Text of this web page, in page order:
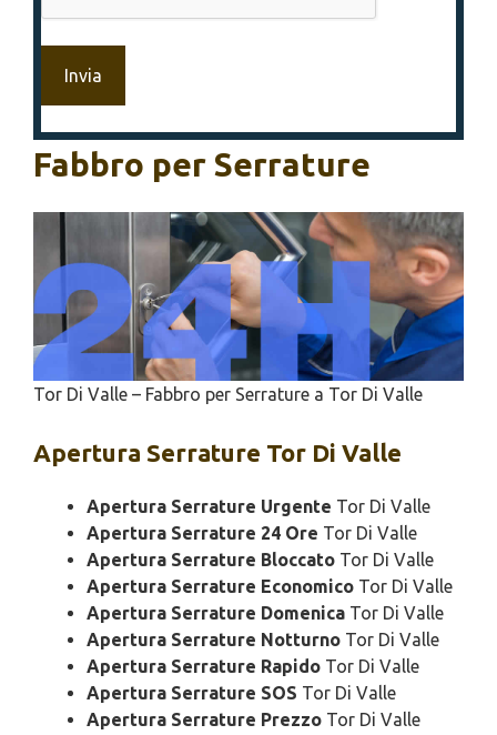
Fabbro per Serrature
Tor Di Valle – Fabbro per Serrature a Tor Di Valle
Apertura Serrature Tor Di Valle
Apertura Serrature Urgente Tor Di Valle
Apertura Serrature 24 Ore Tor Di Valle
Apertura Serrature Bloccato Tor Di Valle
Apertura Serrature Economico Tor Di Valle
Apertura Serrature Domenica Tor Di Valle
Apertura Serrature Notturno Tor Di Valle
Apertura Serrature Rapido Tor Di Valle
Apertura Serrature SOS Tor Di Valle
Apertura Serrature Prezzo Tor Di Valle